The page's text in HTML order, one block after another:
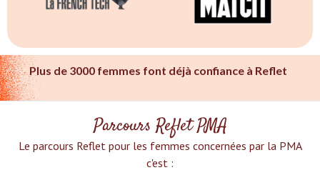
Plus de 3000 femmes font déjà confiance à Reflet
Parcours Reflet PMA
Le parcours Reflet pour les femmes concernées par la PMA
c'est :‍